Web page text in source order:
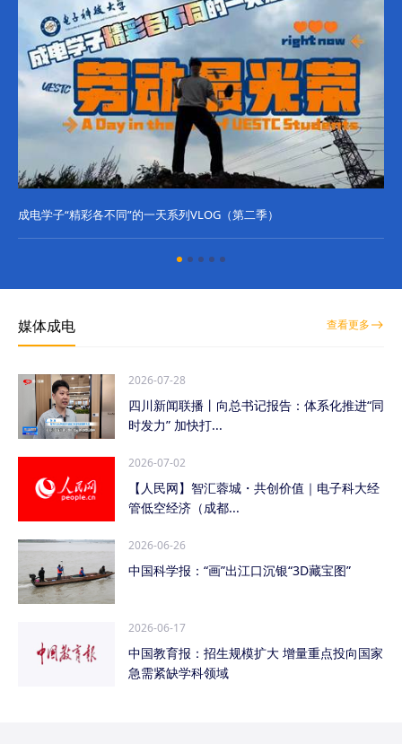
成电学子“精彩各不同”的一天系列VLOG（第二季）
媒体成电 查看更多
2026-07-28
四川新闻联播丨向总书记报告：体系化推进“同
时发力” 加快打...
2026-07-02
【人民网】智汇蓉城・共创价值｜电子科大经
管低空经济（成都...
2026-06-26
中国科学报：“画”出江口沉银“3D藏宝图”
2026-06-17
中国教育报：招生规模扩大 增量重点投向国家
急需紧缺学科领域